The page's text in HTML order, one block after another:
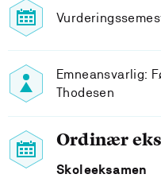
Emneansvarlig:
Thodesen
Ordinær
Skoleeksamen